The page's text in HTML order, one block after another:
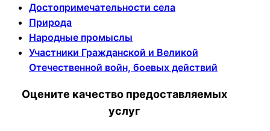
Достопримечательности села
Природа
Народные промыслы
Участники Гражданской и Великой
Отечественной войн, боевых действий
Оцените качество предоставляемых
услуг